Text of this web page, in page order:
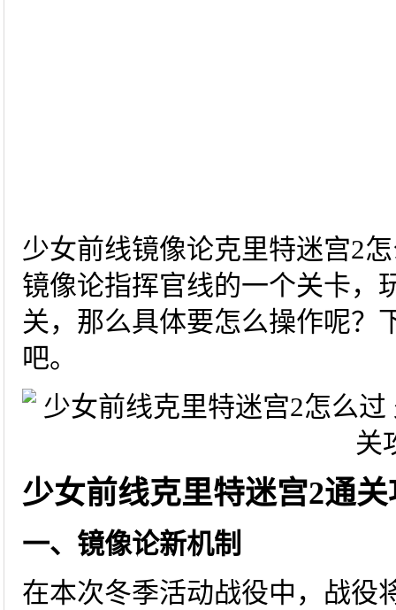
少女前线镜像论克里特迷宫2
镜像论指挥官线的一个关卡，
关，那么具体要怎么操作呢？
吧。
少女前线克里特迷宫2通关
一、镜像论新机制
在本次冬季活动战役中，战役